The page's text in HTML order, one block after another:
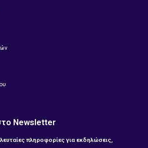
Newsletter
πληροφορίες για εκδηλώσεις,